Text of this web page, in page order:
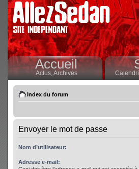
Accueil
Actus,Archives
Index du forum
Envoyer le mot de passe
Nom d’utilisateur:
Adresse e-mail: